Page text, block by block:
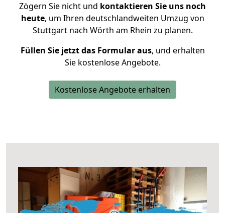
Zögern Sie nicht und kontaktieren Sie uns noch
heute, um Ihren deutschlandweiten Umzug von
Stuttgart nach Wörth am Rhein zu planen.
Füllen Sie jetzt das Formular aus, und erhalten
Sie kostenlose Angebote.
Kostenlose Angebote erhalten